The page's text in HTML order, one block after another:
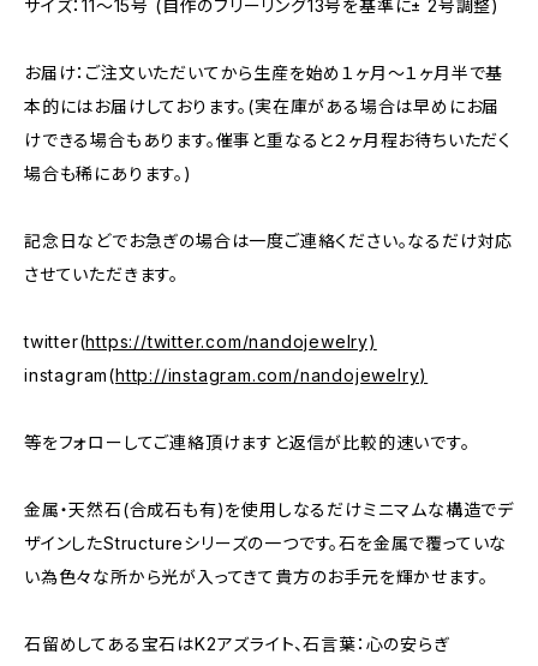
サイズ：11〜15号 (自作のフリーリング13号を基準に± 2号調整)
お届け：ご注文いただいてから生産を始め１ヶ月〜１ヶ月半で基
本的にはお届けしております。(実在庫がある場合は早めにお届
けできる場合もあります。催事と重なると２ヶ月程お待ちいただく
場合も稀にあります。)
記念日などでお急ぎの場合は一度ご連絡ください。なるだけ対応
させていただきます。
twitter(https://twitter.com/nandojewelry)
instagram(http://instagram.com/nandojewelry)
等をフォローしてご連絡頂けますと返信が比較的速いです。
金属・天然石(合成石も有)を使用しなるだけミニマムな構造でデ
ザインしたStructureシリーズの一つです。石を金属で覆っていな
い為色々な所から光が入ってきて貴方のお手元を輝かせます。
石留めしてある宝石はK2アズライト、石言葉：心の安らぎ